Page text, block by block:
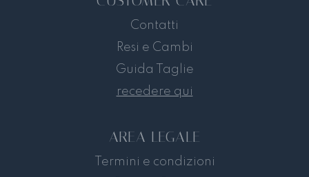
Contatti
Resi e Cambi
Guida Taglie
recedere qui
AREA LEGALE
Termini e condizioni